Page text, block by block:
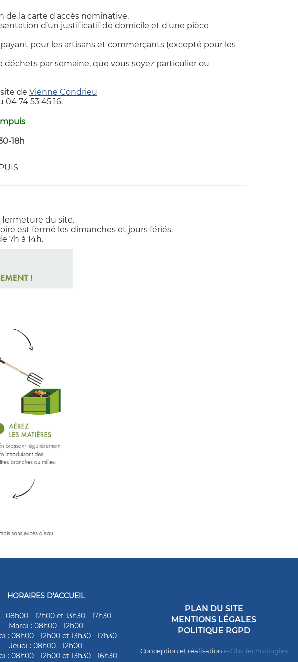
de la carte d'accès nominative.
d’un justificatif de domicile et d'une pièce
pour les artisans et commerçants (excepté pour les
par semaine, que vous soyez particulier ou
de Vienne Condrieu
74 53 45 16.
18h
fermeture du site.
est fermé les dimanches et jours fériés.
7h à 14h.
HORAIRES D'ACCUEIL
08h00 - 12h00 et 13h30 - 17h30
Mardi : 08h00 - 12h00
: 08h00 - 12h00 et 13h30 - 17h30
Jeudi : 08h00 - 12h00
: 08h00 - 12h00 et 13h30 - 16h30
PLAN DU SITE
MENTIONS LÉGALES
POLITIQUE RGPD
Conception et réalisation e-Obs Technologies